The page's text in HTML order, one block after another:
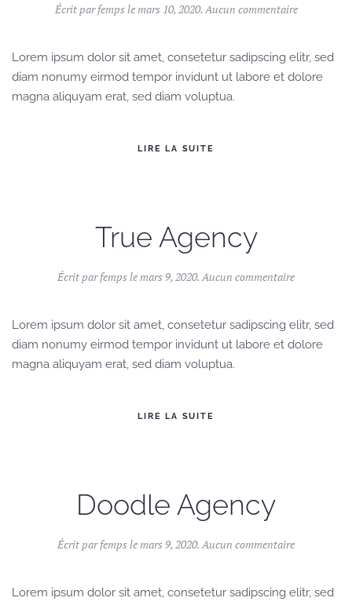
Écrit parfempslemars 10, 2020.Aucun commentairesur
Lorem ipsum dolor sit amet, consetetur sadipscing elitr, sed
diam nonumy eirmod tempor invidunt ut labore et dolore
magna aliquyam erat, sed diam voluptua.
LIRE LA SUITE
True Agency
Écrit parfempslemars 9, 2020.Aucun commentairesur
Lorem ipsum dolor sit amet, consetetur sadipscing elitr, sed
diam nonumy eirmod tempor invidunt ut labore et dolore
magna aliquyam erat, sed diam voluptua.
LIRE LA SUITE
Doodle Agency
Écrit parfempslemars 9, 2020.Aucun commentairesur
Lorem ipsum dolor sit amet, consetetur sadipscing elitr, sed